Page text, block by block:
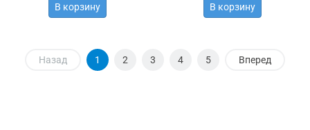
В корзину В корзину
Назад 1 2 3 4 5 Вперед